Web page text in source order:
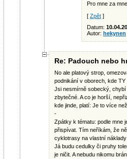
Pro mne za
[ Zpět ]
Datum:
Autor: hekynen
Re: Padouch nebo
No ale platový strop,
podnikání v oborech, kde
Jsi nesmírně sobecký,
zbytečné. A co je horší,
kde jinde, platí: Je to více
-
Zpátky k tématu: podle mne
přispívat. Tím neříkám, že
cyklotrasy na vlastní
Já budu cedulky či pruhy
je ničit. A nebudu nikomu